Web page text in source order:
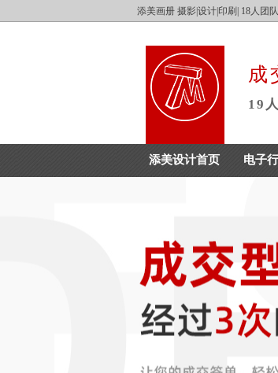
添美画册 摄影|设计|印刷| 18人团
成
19
添美设计首页 电子